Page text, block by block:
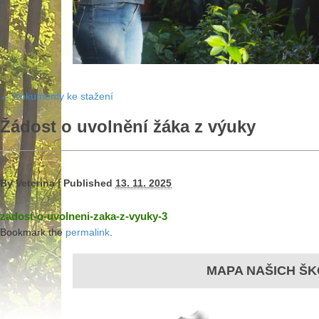
←Dokumenty ke stažení
Žádost o uvolnění žáka z výuky
By Veterina | Published 13. 11. 2025
zadost-o-uvolneni-zaka-z-vyuky-3
Bookmark the permalink
MAPA NAŠICH